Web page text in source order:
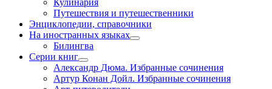
Путешествия и путешественники
Энциклопедии, справочники
На иностранных языках
Билингва
Серии книг
Александр Дюма. Избранные сочинения
Артур Конан Дойл. Избранные сочинения